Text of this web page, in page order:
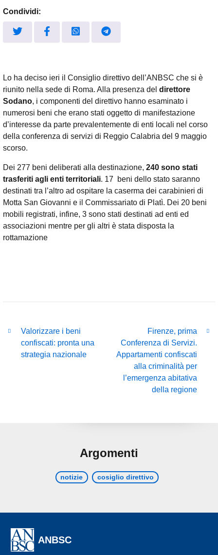
Condividi:
Lo ha deciso ieri il Consiglio direttivo dell’ANBSC che si è
riunito nella sede di Roma. Alla presenza del direttore
Sodano, i componenti del direttivo hanno esaminato i
numerosi beni che erano stati oggetto di manifestazione
d’interesse da parte prevalentemente di enti locali nel corso
della conferenza di servizi di Reggio Calabria del 9 maggio
scorso.
Dei 277 beni deliberati alla destinazione, 240 sono stati
trasferiti agli enti territoriali. 17 beni dello stato saranno
destinati tra l’altro ad ospitare la caserma dei carabinieri di
Motta San Giovanni e il Commissariato di Platì. Dei 20 beni
mobili registrati, infine, 3 sono stati destinati ad enti ed
associazioni mentre per gli altri è stata disposta la
rottamazione
Valorizzare i beni
confiscati: pronta una
strategia nazionale
Firenze, prima
Conferenza di Servizi.
Appartamenti confiscati
alla criminalità per
l’emergenza abitativa
della regione
Argomenti
notizie cosiglio direttivo
ANBSC